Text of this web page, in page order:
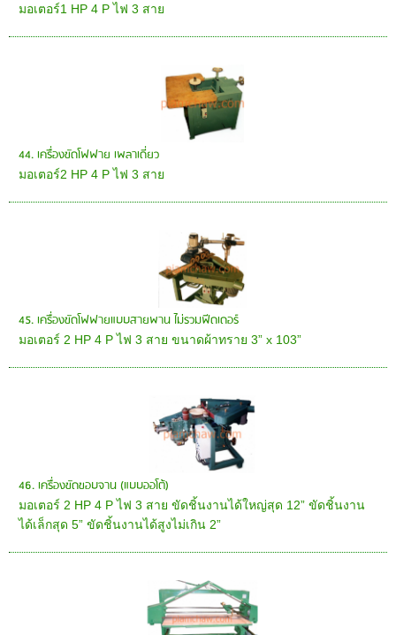
มอเตอร์1 HP 4 P ไฟ 3 สาย
44. เครื่องขัดโฟฟาย เพลาเดี่ยว
มอเตอร์2 HP 4 P ไฟ 3 สาย
45. เครื่องขัดโฟฟายแบบสายพาน ไม่รวมฟีดเดอร์
มอเตอร์ 2 HP 4 P ไฟ 3 สาย ขนาดผ้าทราย 3” x 103”
46. เครื่องขัดขอบจาน (แบบออโต้)
มอเตอร์ 2 HP 4 P ไฟ 3 สาย ขัดชิ้นงานได้ใหญ่สุด 12” ขัดชิ้นงาน
ได้เล็กสุด 5” ขัดชิ้นงานได้สูงไม่เกิน 2”